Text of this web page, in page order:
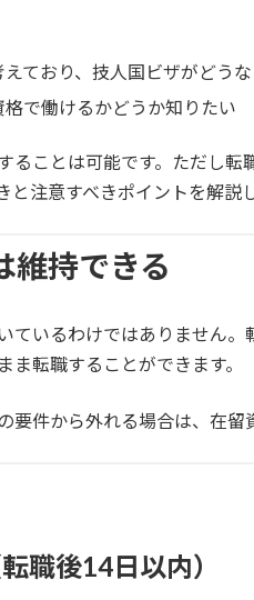
ており、技人国ビザがどう
で働けるかどうか知りたい
ることは可能です。ただし
注意すべきポイントを解説し
維持できる
ているわけではありません
転職することができます。
件から外れる場合は、在留
職後14日以内）